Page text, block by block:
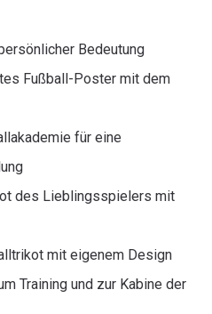
Bedeutung
Fußball-Poster mit dem
für eine
des Lieblingsspielers mit
mit eigenem Design
Training und zur Kabine der